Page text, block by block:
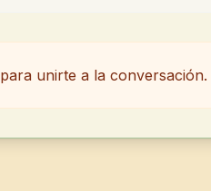
para unirte a la conversación.